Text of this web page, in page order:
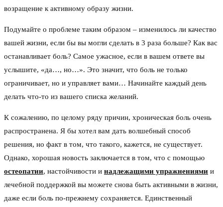
возращение к активному образу жизни.
Подумайте о проблеме таким образом – изменилось ли качество
вашей жизни, если бы вы могли сделать в 3 раза больше? Как вас
останавливает боль? Самое ужасное, если в вашем ответе вы
услышите, «да…, но…». Это значит, что боль не только
ограничивает, но и управляет вами… Начинайте каждый день
делать что-то из вашего списка желаний.
К сожалению, по целому ряду причин, хроническая боль очень
распространена. Я бы хотел вам дать волшебный способ
решения, но факт в том, что такого, кажется, не существует.
Однако, хорошая новость заключается в том, что с помощью
остеопатии, настойчивости и надлежащими упражнениями и
лечебной поддержкой вы можете снова быть активными в жизни,
даже если боль по-прежнему сохраняется. Единственный